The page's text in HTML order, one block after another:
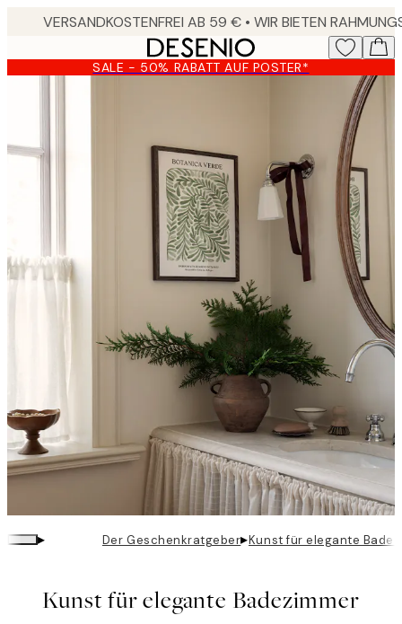
content.
SALE - 50% RABATT AUF POSTER*
▸ Der Geschenkratgeber▸Kunst für elegante
Kunst für elegante Badezimmer